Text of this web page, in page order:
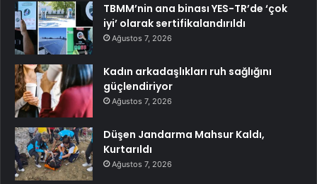
TBMM’nin ana binası YES-TR’de ‘çok
iyi’ olarak sertifikalandırıldı
Ağustos 7, 2026
Kadın arkadaşlıkları ruh sağlığını
güçlendiriyor
Ağustos 7, 2026
Düşen Jandarma Mahsur Kaldı,
Kurtarıldı
Ağustos 7, 2026